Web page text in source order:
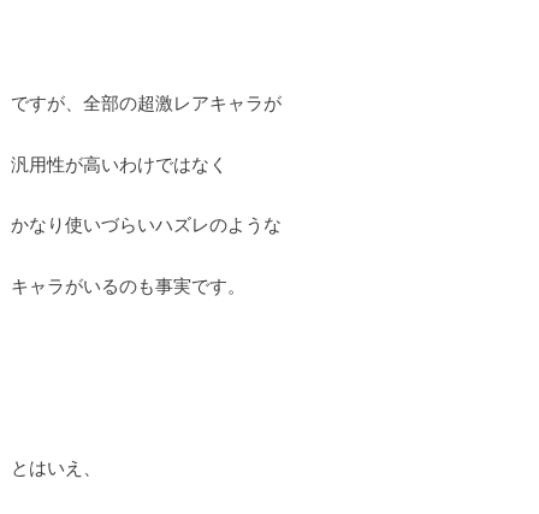
ですが、全部の超激レアキャラが
汎用性が高いわけではなく
かなり使いづらいハズレのような
キャラがいるのも事実です。
とはいえ、